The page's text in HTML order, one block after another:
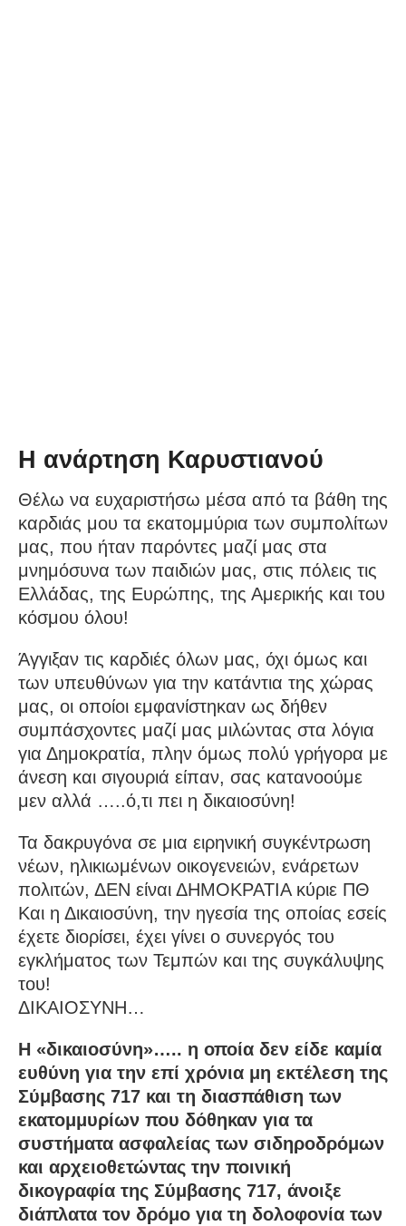
Η ανάρτηση Καρυστιανού
Θέλω να ευχαριστήσω μέσα από τα βάθη της
καρδιάς μου τα εκατομμύρια των συμπολίτων
μας, που ήταν παρόντες μαζί μας στα
μνημόσυνα των παιδιών μας, στις πόλεις τις
Ελλάδας, της Ευρώπης, της Αμερικής και του
κόσμου όλου!
Άγγιξαν τις καρδιές όλων μας, όχι όμως και
των υπευθύνων για την κατάντια της χώρας
μας, οι οποίοι εμφανίστηκαν ως δήθεν
συμπάσχοντες μαζί μας μιλώντας στα λόγια
για Δημοκρατία, πλην όμως πολύ γρήγορα με
άνεση και σιγουριά είπαν, σας κατανοούμε
μεν αλλά …..ό,τι πει η δικαιοσύνη!
Τα δακρυγόνα σε μια ειρηνική συγκέντρωση
νέων, ηλικιωμένων οικογενειών, ενάρετων
πολιτών, ΔΕΝ είναι ΔΗΜΟΚΡΑΤΙΑ κύριε ΠΘ
Και η Δικαιοσύνη, την ηγεσία της οποίας εσείς
έχετε διορίσει, έχει γίνει ο συνεργός του
εγκλήματος των Τεμπών και της συγκάλυψης
του!
ΔΙΚΑΙΟΣΥΝΗ…
Η «δικαιοσύνη»….. η οποία δεν είδε καμία
ευθύνη για την επί χρόνια μη εκτέλεση της
Σύμβασης 717 και τη διασπάθιση των
εκατομμυρίων που δόθηκαν για τα
συστήματα ασφαλείας των σιδηροδρόμων
και αρχειοθετώντας την ποινική
δικογραφία της Σύμβασης 717, άνοιξε
διάπλατα τον δρόμο για τη δολοφονία των